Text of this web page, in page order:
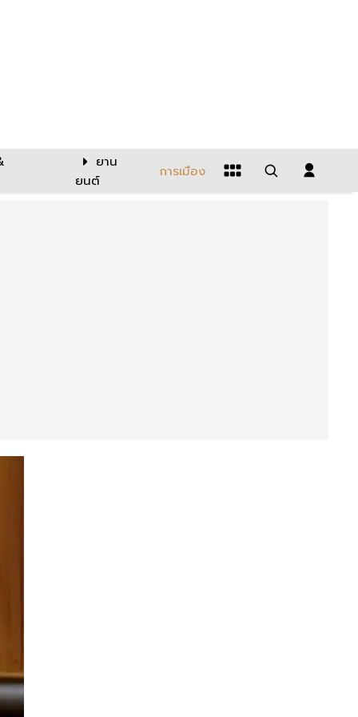
ยาน
ยนต์
การเมือง